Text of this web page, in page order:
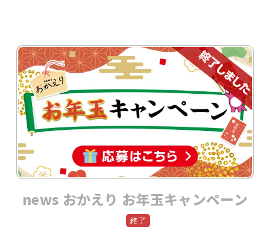
news おかえり お年玉キャンペーン